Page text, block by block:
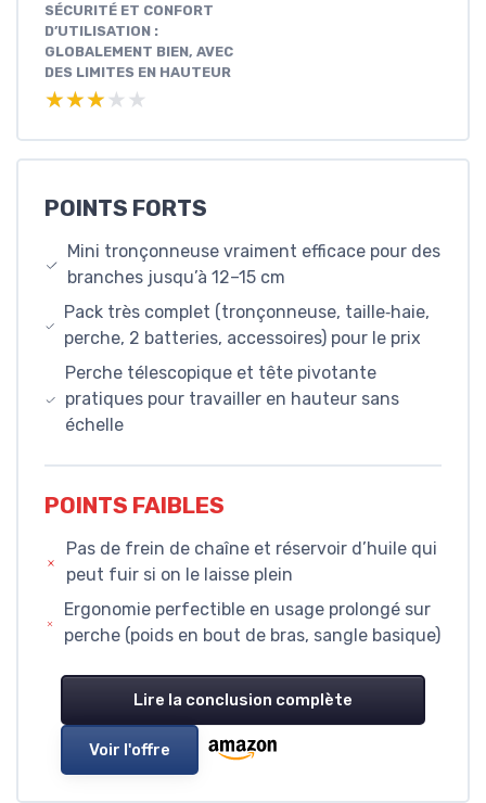
SÉCURITÉ ET CONFORT
D’UTILISATION :
GLOBALEMENT BIEN, AVEC
DES LIMITES EN HAUTEUR
★★★★★
★★★★★
POINTS FORTS
Mini tronçonneuse vraiment efficace pour des
branches jusqu’à 12–15 cm
Pack très complet (tronçonneuse, taille‑haie,
perche, 2 batteries, accessoires) pour le prix
Perche télescopique et tête pivotante
pratiques pour travailler en hauteur sans
échelle
POINTS FAIBLES
Pas de frein de chaîne et réservoir d’huile qui
peut fuir si on le laisse plein
Ergonomie perfectible en usage prolongé sur
perche (poids en bout de bras, sangle basique)
Lire la conclusion complète
Voir l'offre